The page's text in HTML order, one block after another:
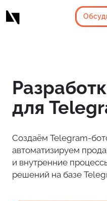
для
Создаём Telegram-
автоматизируем
и внутренние
решений на базе